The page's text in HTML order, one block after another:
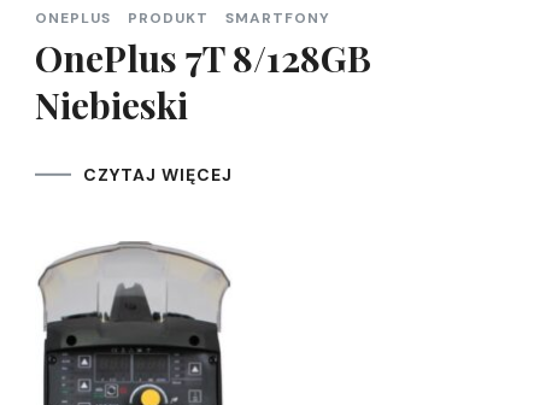
ONEPLUS PRODUKT SMARTFONY
OnePlus 7T 8/128GB
Niebieski
CZYTAJ WIĘCEJ